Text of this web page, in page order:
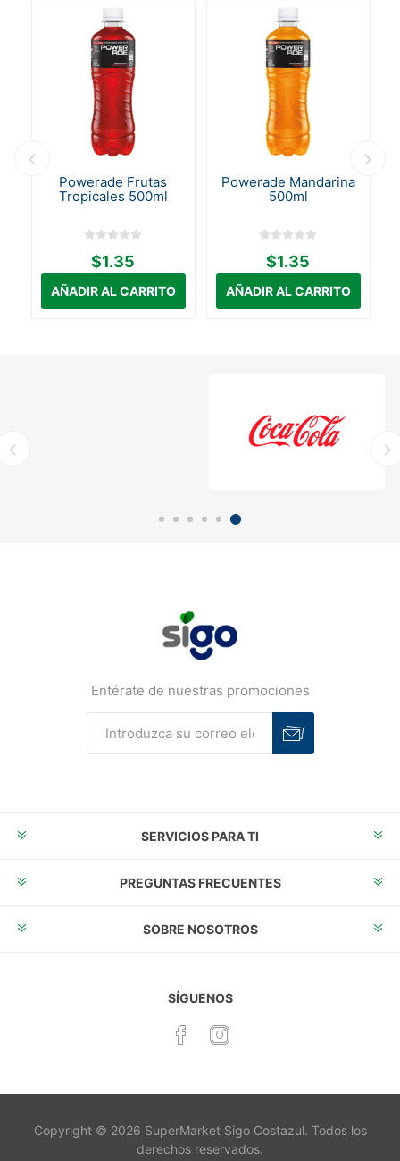
Powerade Frutas
Tropicales 500ml
$1.35
Powerade Mandarina
500ml
$1.35
Entérate de nuestras promociones
SERVICIOS PARA TI
PREGUNTAS FRECUENTES
SOBRE NOSOTROS
SÍGUENOS
Copyright © 2026 SuperMarket Sigo Costazul. Todos los
derechos reservados.